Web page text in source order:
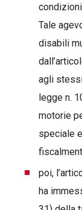
Tale
disabili
agli
legge n.
motorie
speciale
poi,
ha